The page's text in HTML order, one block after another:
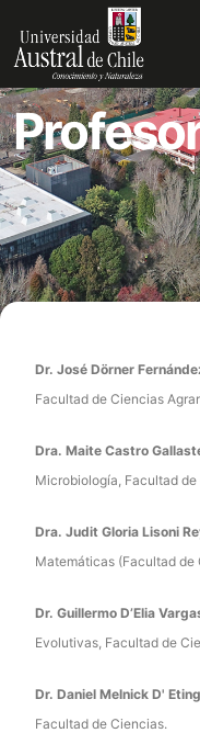
Dr. José Dörner
Facultad de Ciencias
Dra. Maite Castro
Microbiología, Facultad
Dra. Judit Gloria Lisoni
Matemáticas (Facultad de
Dr. Guillermo D’Elia
Evolutivas, Facultad de
Dr. Daniel Melnick D'
Facultad de Ciencias.